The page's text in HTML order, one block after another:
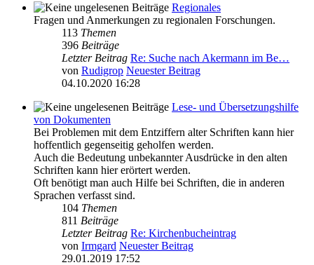
Regionales
Fragen und Anmerkungen zu regionalen Forschungen.
113 Themen
396 Beiträge
Letzter Beitrag Re: Suche nach Akermann im Be…
von Rudigrop Neuester Beitrag
04.10.2020 16:28
Lese- und Übersetzungshilfe
von Dokumenten
Bei Problemen mit dem Entziffern alter Schriften kann hier
hoffentlich gegenseitig geholfen werden.
Auch die Bedeutung unbekannter Ausdrücke in den alten
Schriften kann hier erörtert werden.
Oft benötigt man auch Hilfe bei Schriften, die in anderen
Sprachen verfasst sind.
104 Themen
811 Beiträge
Letzter Beitrag Re: Kirchenbucheintrag
von Irmgard Neuester Beitrag
29.01.2019 17:52